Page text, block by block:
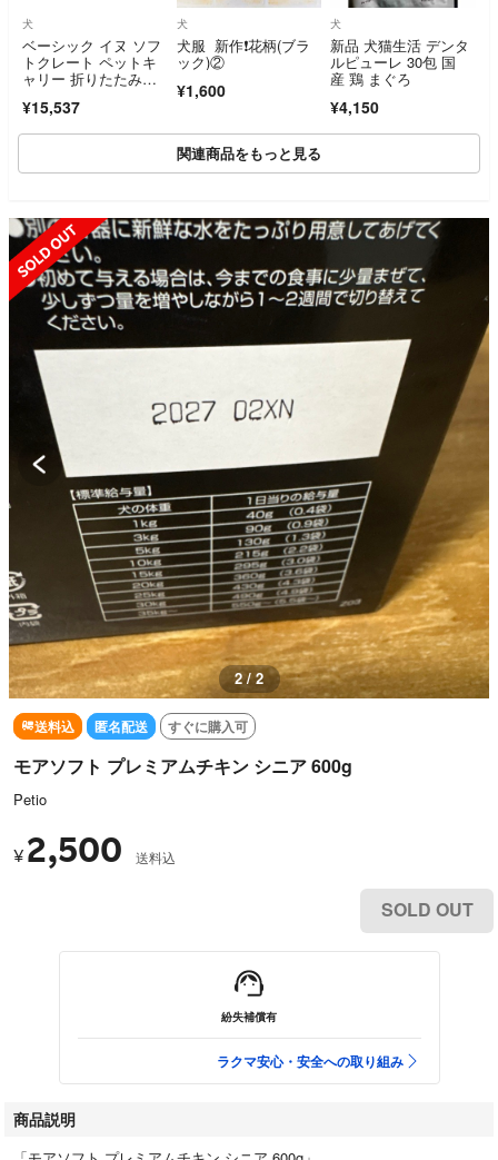
犬
ベーシック イヌ ソフ
トクレート ペットキ
ャリー 折りたたみ
¥15,537
犬
犬服 新作❗️花柄(ブラ
ック)②
¥1,600
犬
新品 犬猫生活 デンタ
ルピューレ 30包 国
産 鶏 まぐろ
¥4,150
関連商品をもっと見る
SOLD OUT
2 / 2
送料込 匿名配送 すぐに購入可
モアソフト プレミアムチキン シニア 600g
Petio
¥ 2,500 送料込
SOLD OUT
紛失補償有
ラクマ安心・安全への取り組み
商品説明